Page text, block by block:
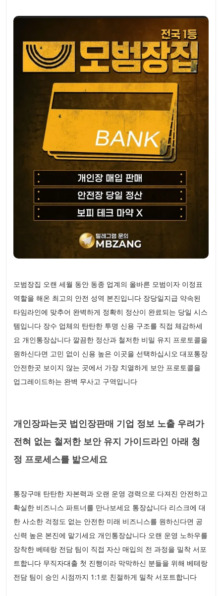
모범장집 오랜 세월 동안 동종 업계의 올바른 모범이자 이정표
역할을 해온 최고의 안전 성역 본진입니다 장당일지급 약속된
타임라인에 맞추어 완벽하게 정확히 정산이 완료되는 당일 시스
템입니다 장수 업체의 탄탄한 투명 신용 구조를 직접 체감하세
요 개인통장삽니다 깔끔한 정산과 철저한 비밀 유지 프로토콜을
원하신다면 고민 없이 신용 높은 이곳을 선택하십시오 대포통장
안전한곳 보이지 않는 곳에서 가장 치열하게 보안 프로토콜을
업그레이드하는 완벽 무사고 구역입니다
개인장파는곳 법인장판매 기업 정보 노출 우려가
전혀 없는 철저한 보안 유지 가이드라인 아래 청
정 프로세스를 밟으세요
통장구매 탄탄한 자본력과 오랜 운영 경력으로 다져진 안전하고
확실한 비즈니스 파트너를 만나보세요 통장삽니다 리스크에 대
한 사소한 걱정도 없는 안전한 미래 비즈니스를 원하신다면 공
신력 높은 본진에 맡기세요 개인통장삽니다 오랜 운영 노하우를
장착한 베테랑 전담 팀이 직접 자산 매입의 전 과정을 밀착 서포
트합니다 무직자대출 첫 진행이라 막막하신 분들을 위해 베테랑
전담 팀이 승인 시점까지 1:1로 친절하게 밀착 서포트합니다